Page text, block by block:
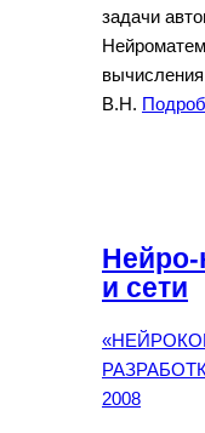
задачи
В.Н.
Нейро-
и сети
2008